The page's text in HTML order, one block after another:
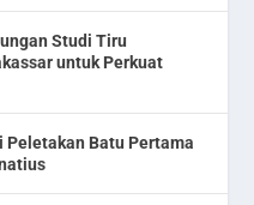
Studi Tiru
untuk Perkuat
Peletakan Batu Pertama